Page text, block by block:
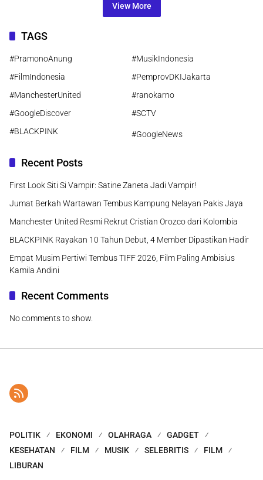
View More
TAGS
#PramonoAnung
#MusikIndonesia
#FilmIndonesia
#PemprovDKIJakarta
#ManchesterUnited
#ranokarno
#GoogleDiscover
#SCTV
#BLACKPINK
#GoogleNews
Recent Posts
First Look Siti Si Vampir: Satine Zaneta Jadi Vampir!
Jumat Berkah Wartawan Tembus Kampung Nelayan Pakis Jaya
Manchester United Resmi Rekrut Cristian Orozco dari Kolombia
BLACKPINK Rayakan 10 Tahun Debut, 4 Member Dipastikan Hadir
Empat Musim Pertiwi Tembus TIFF 2026, Film Paling Ambisius
Kamila Andini
Recent Comments
No comments to show.
POLITIK EKONOMI OLAHRAGA
GADGET
KESEHATAN
FILM MUSIK SELEBRITIS
FILM
LIBURAN